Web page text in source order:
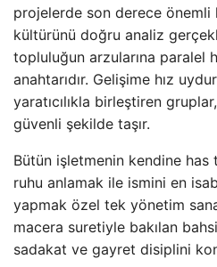
projelerde son derece önemli
kültürünü doğru analiz
topluluğun arzularına paralel
anahtarıdır. Gelişime hız
yaratıcılıkla birleştiren
güvenli şekilde taşır.
Bütün işletmenin kendine
ruhu anlamak ile ismini en
yapmak özel tek yönetim
macera suretiyle bakılan
sadakat ve gayret disiplini